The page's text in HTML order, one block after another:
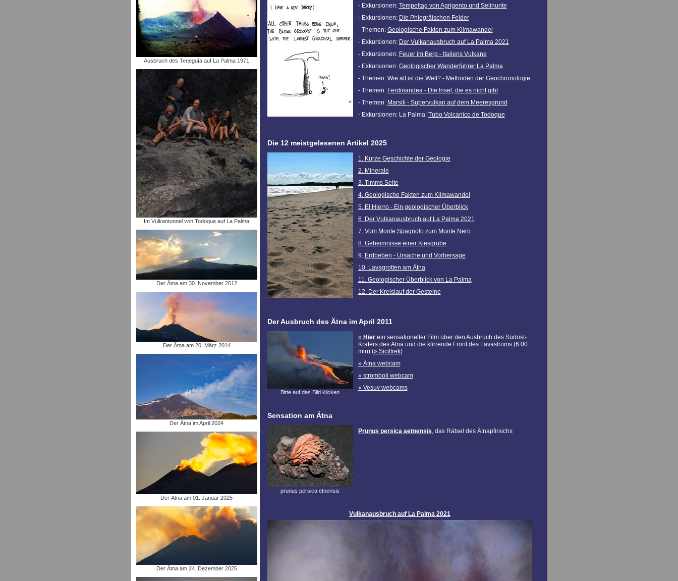
Ausbruch des Teneguía auf La Palma 1971
Im Vulkantunnel von Todoque auf La Palma
Der Ätna am 30. November 2012
Der Ätna am 20. März 2014
Der Ätna im April 2024
Der Ätna am 01. Januar 2025
Der Ätna am 24. Dezember 2025
- Exkursionen: Tempeltag von Agrigento und Selinunte
- Exkursionen: Die Phlegräischen Felder
- Themen: Geologische Fakten zum Klimawandel
- Exkursionen: Der Vulkanausbruch auf La Palma 2021
- Exkursionen: Feuer im Berg - Italiens Vulkane
- Exkursionen: Geologischer Wanderführer La Palma
- Themen: Wie alt ist die Welt? - Methoden der Geochronologie
- Themen: Ferdinandea - Die Insel, die es nicht gibt
- Themen: Marsili - Supervulkan auf dem Meeresgrund
- Exkursionen: La Palma: Tubo Volcanico de Todoque
Die 12 meistgelesenen Artikel 2025
1. Kurze Geschichte der Geologie
2. Minerale
3. Timms Seite
4. Geologische Fakten zum Klimawandel
5. El Hierro - Ein geologischer Überblick
6. Der Vulkanausbruch auf La Palma 2021
7. Vom Monte Spagnolo zum Monte Nero
8. Geheimnisse einer Kiesgrube
9. Erdbeben - Ursache und Vorhersage
10. Lavagrotten am Ätna
11. Geologischer Überblick von La Palma
12. Der Kreislauf der Gesteine
Der Ausbruch des Ätna im April 2011
Bitte auf das Bild klicken
Hierein sensationeller Film über den Ausbruch des Südost-
Kraters des Ätna und die klirrende Front des Lavastroms (6:00
min) (
Siciltrek)
Ätna webcam
stromboli webcam
Vesuv webcams
Sensation am Ätna
prunus persica etnensis
Prunus persica aetnensis, das Rätsel des Ätnapfirsichs
Vulkanausbruch auf La Palma 2021